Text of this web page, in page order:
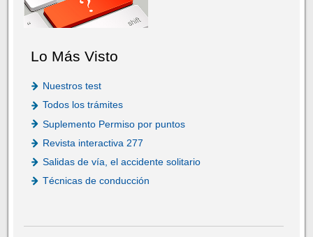
Lo Más Visto
Nuestros test
Todos los trámites
Suplemento Permiso por puntos
Revista interactiva 277
Salidas de vía, el accidente solitario
Técnicas de conducción